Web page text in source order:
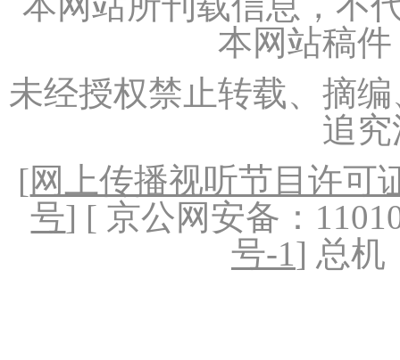
本网站稿
未经授权禁止转载、摘
追
[网上传播视听节目许可
号] [ 京公网安备：
号-1] 总机